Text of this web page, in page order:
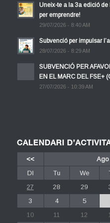
Uneix-te a la 3a edició de
per emprendre!
29/07/2026 - 8:40 AM
Subvenció per impulsar
28/07/2026 - 8:29 AM
SUBVENCIÓ PER
EN EL MARC DEL FSE+
27/07/2026 - 10:39 AM
CALENDARI
<< Ago
Dl
Tu We
27
28 29
3
4 5
10
11 12